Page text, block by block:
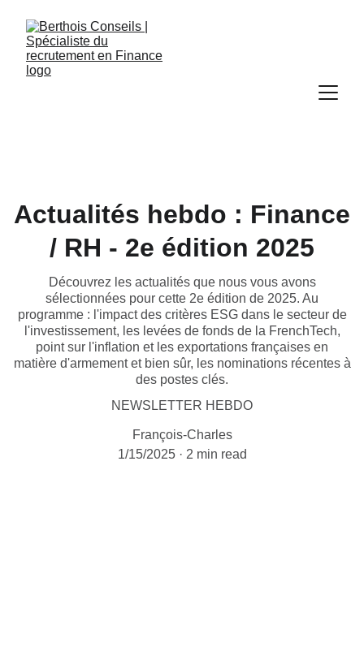
Actualités hebdo : Finance
/ RH - 2e édition 2025
Découvrez les actualités que nous vous avons
sélectionnées pour cette 2e édition de 2025. Au
programme : l'impact des critères ESG dans le secteur de
l'investissement, les levées de fonds de la FrenchTech,
point sur l'inflation et les exportations françaises en
matière d'armement et bien sûr, les nominations récentes à
des postes clés.
NEWSLETTER HEBDO
François-Charles
1/15/2025
2 min read